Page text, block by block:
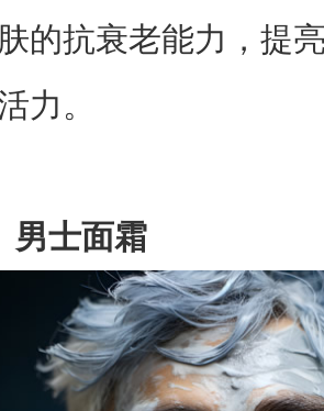
的抗衰老能力，提
力。
男士面霜